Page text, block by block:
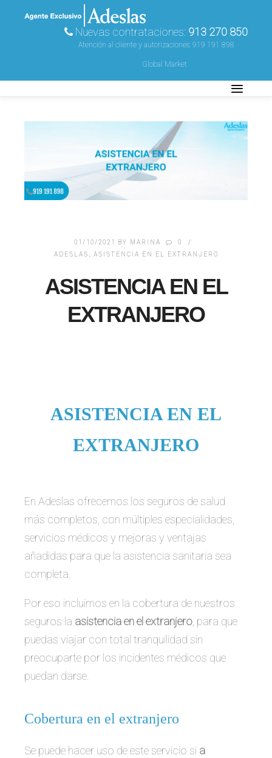
Nuevas contrataciones: 913 270 850
Atención al cliente y autorizaciones: 919 191 898
Global Market
01/10/2021 BY MARINA
0
ADESLAS , ASISTENCIA EN EL EXTRANJERO
ASISTENCIA EN EL
EXTRANJERO
ASISTENCIA EN EL
EXTRANJERO
En Adeslas ofrecemos los seguros de salud
más completos, con múltiples especialidades,
servicios médicos y mejoras y ventajas
añadidas para que la asistencia sanitaria sea
completa.
Por eso incluimos en la cobertura de nuestros
seguros la asistencia en el extranjero, para que
puedas viajar con total tranquilidad sin
preocuparte por los incidentes médicos que
puedan darse.
Cobertura en el extranjero
Se puede hacer uso de este servicio si a